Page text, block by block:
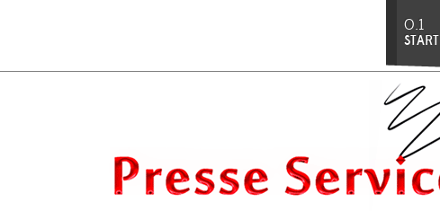
0.1
START